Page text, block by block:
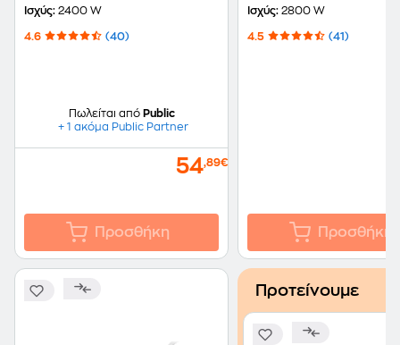
Ατμού
Ισχύς: 2400 W
4.6 (40)
Πωλείται από Public
+ 1 ακόμα Public Partner
54,89€
Προσθήκη
Ισχύς: 2800 W
4.5 (41)
Προσθήκη
Προτείνουμε